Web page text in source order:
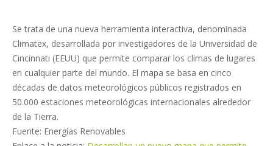
Se trata de una nueva herramienta interactiva, denominada
Climatex, desarrollada por investigadores de la Universidad de
Cincinnati (EEUU) que permite comparar los climas de lugares
en cualquier parte del mundo. El mapa se basa en cinco
décadas de datos meteorológicos públicos registrados en
50.000 estaciones meteorológicas internacionales alrededor
de la Tierra.
Fuente: Energías Renovables